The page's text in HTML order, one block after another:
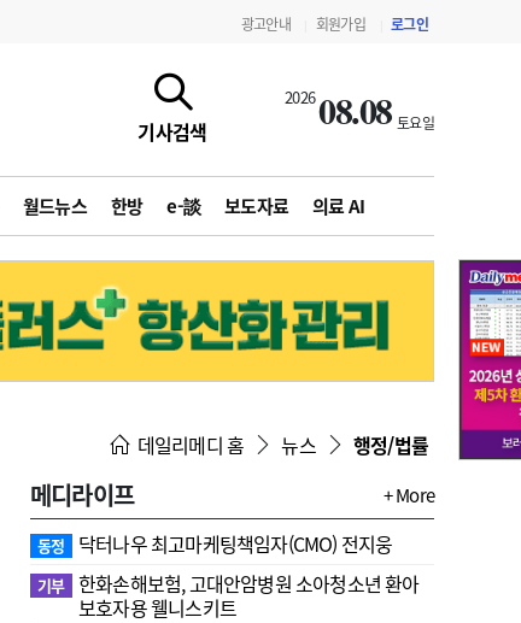
광고안내 회원가입 로그인
기사검색
202608.08 토요일
월드뉴스 한방 e-談 보도자료 의료 AI
지침·기준·평가 약제급여 심사 결과
데일리메디 홈 뉴스 행정/법률
메디라이프 + More
동정 닥터나우 최고마케팅책임자(CMO) 전지웅
기부 한화손해보험, 고대안암병원 소아청소년 환아
보호자용 웰니스키트